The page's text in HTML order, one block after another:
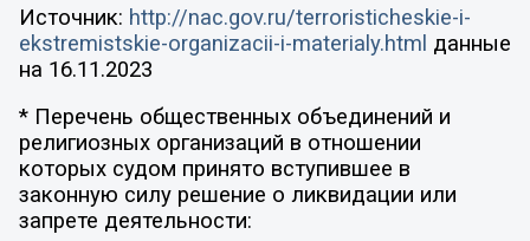
Источник: http://nac.gov.ru/terroristicheskie-i-
ekstremistskie-organizacii-i-materialy.html данные
на 16.11.2023
* Перечень общественных объединений и
религиозных организаций в отношении
которых судом принято вступившее в
законную силу решение о ликвидации или
запрете деятельности: